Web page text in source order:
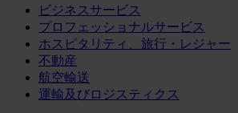
ビジネスサービス
プロフェッショナルサービス
ホスピタリティ、旅行・レジャー
不動産
航空輸送
運輸及びロジスティクス